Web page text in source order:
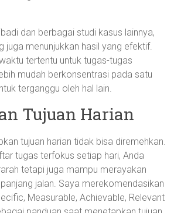
dan berbagai studi kasus lainnya,
juga menunjukkan hasil yang efektif.
tertentu untuk tugas-tugas
mudah berkonsentrasi pada satu
terganggu oleh hal lain.
Tujuan Harian
tujuan harian tidak bisa diremehkan.
tugas terfokus setiap hari, Anda
tetapi juga mampu merayakan
jalan. Saya merekomendasikan
Measurable, Achievable, Relevant